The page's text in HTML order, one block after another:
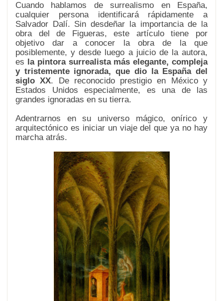
Cuando hablamos de surrealismo en España,
cualquier persona identificará rápidamente a
Salvador Dalí. Sin desdeñar la importancia de la
obra del de Figueras, este artículo tiene por
objetivo dar a conocer la obra de la que
posiblemente, y desde luego a juicio de la autora,
es la pintora surrealista más elegante, compleja
y tristemente ignorada, que dio la España del
siglo XX. De reconocido prestigio en México y
Estados Unidos especialmente, es una de las
grandes ignoradas en su tierra.
Adentrarnos en su universo mágico, onírico y
arquitectónico es iniciar un viaje del que ya no hay
marcha atrás.